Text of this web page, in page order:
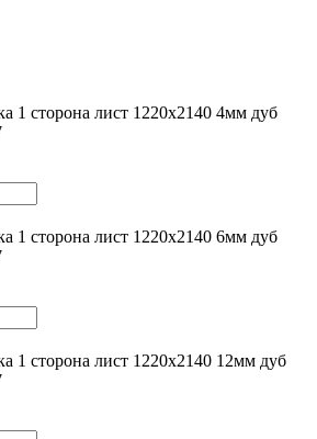
1 сторона лист 1220х2140 4мм дуб
1 сторона лист 1220х2140 6мм дуб
1 сторона лист 1220х2140 12мм дуб